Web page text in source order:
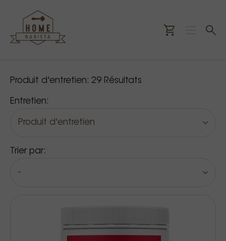
Nos produits
Produit d'entretien: 29 Résultats
Entretien:
Produit d'entretien
Trier par:
-